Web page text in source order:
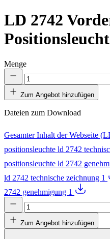
LD 2742
Menge
Zum Angebot hinzufügen
Dateien zum Download
Gesamter Inhalt der Webseite
positionsleuchte ld 2742
positionsleuchte ld 2742
ld 2742 technische zeichnung 1
2742 genehmigung 1
Zum Angebot hinzufügen